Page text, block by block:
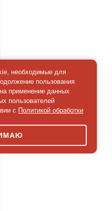
необходимые для
пользования
на применение данных
пользователей
с Политикой обработки